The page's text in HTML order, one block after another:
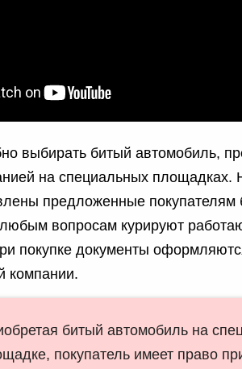
выбирать битый автомобиль,
на специальных площадках.
предложенные покупателям
вопросам курируют
покупке документы
компании.
битый автомобиль на
покупатель имеет право